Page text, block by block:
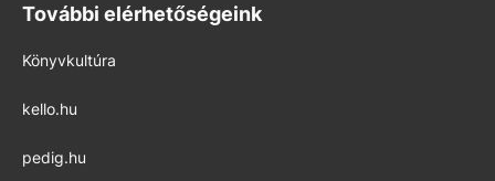
További elérhetőségeink
Könyvkultúra
kello.hu
pedig.hu